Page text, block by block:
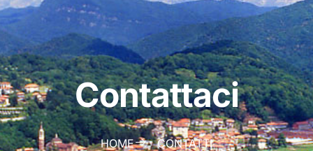
Contattaci
HOME CONTATTI